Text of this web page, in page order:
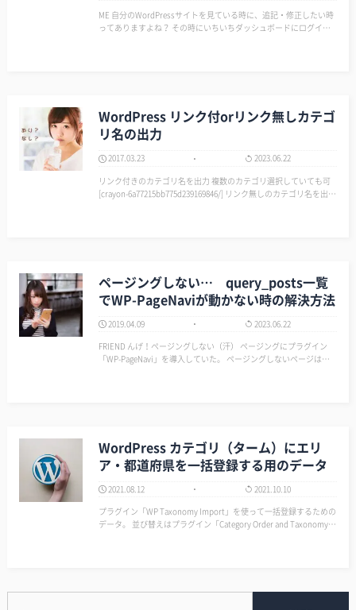
ME 自分のWordPressサイトを見ている時に、追記・修正したい時
ってありますよね？ その時にいちいちダッシュボードにログイン
WordPress リンク付orリンク無しカテゴ
リ名の出力
2017.03.23
2023.06.22
リンク付きのカテゴリ名を出力 複数のカテゴリ選択していても可
[crayon-6a77215bb775d239169846/] リンク無しのカテゴリ名を出力
ページングしない… query_posts一覧
でWP-PageNaviが動かない時の解決方法
2019.04.09
2023.06.22
FRIEND んげ！ページングしない（汗） ページングにプラグイン
「WP-PageNavi」を導入していた。 ページングしないページは、
WordPress カテゴリ（ターム）にエリ
ア・都道府県を一括登録する用のデータ
2021.08.12
2021.10.10
プラグイン「WP Taxonomy Import」を使って一括登録するための
データ。 並び替えはプラグイン「Category Order and Taxonomy T